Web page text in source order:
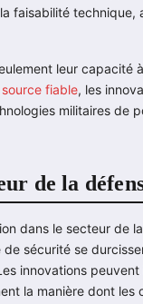
faisabilité technique,
leur capacité
source fiable, les
militaires de
de la
dans le secteur de
sécurité se
innovations peuvent
la manière dont les